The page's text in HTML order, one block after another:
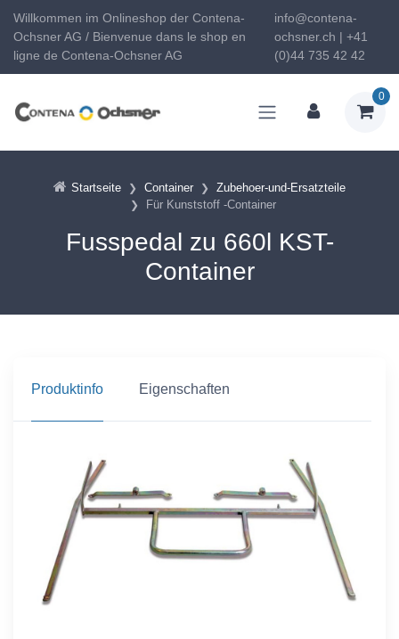
Willkommen im Onlineshop der Contena-
Ochsner AG / Bienvenue dans le shop en
ligne de Contena-Ochsner AG
info@contena-
ochsner.ch | +41
(0)44 735 42 42
0
Startseite Container
Zubehoer-und-Ersatzteile
Für Kunststoff -Container
Fusspedal zu 660l KST-
Container
Produktinfo Eigenschaften